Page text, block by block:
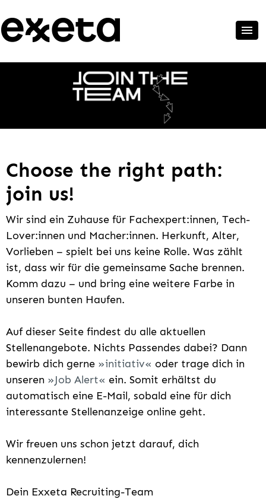
Choose the right path:
join us!
Wir sind ein Zuhause für Fachexpert:innen, Tech-
Lover:innen und Macher:innen. Herkunft, Alter,
Vorlieben – spielt bei uns keine Rolle. Was zählt
ist, dass wir für die gemeinsame Sache brennen.
Komm dazu – und bring eine weitere Farbe in
unseren bunten Haufen.
Auf dieser Seite findest du alle aktuellen
Stellenangebote. Nichts Passendes dabei? Dann
bewirb dich gerne
initiativ
oder trage dich in
unseren
Job Alert
ein. Somit erhältst du
automatisch eine E-Mail, sobald eine für dich
interessante Stellenanzeige online geht.
Wir freuen uns schon jetzt darauf, dich
kennenzulernen!
Dein Exxeta Recruiting-Team